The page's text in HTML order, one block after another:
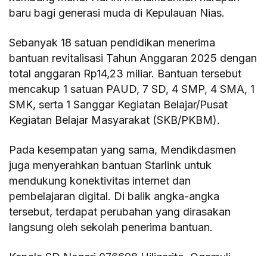
baru bagi generasi muda di Kepulauan Nias.
Sebanyak 18 satuan pendidikan menerima
bantuan revitalisasi Tahun Anggaran 2025 dengan
total anggaran Rp14,23 miliar. Bantuan tersebut
mencakup 1 satuan PAUD, 7 SD, 4 SMP, 4 SMA, 1
SMK, serta 1 Sanggar Kegiatan Belajar/Pusat
Kegiatan Belajar Masyarakat (SKB/PKBM).
Pada kesempatan yang sama, Mendikdasmen
juga menyerahkan bantuan Starlink untuk
mendukung konektivitas internet dan
pembelajaran digital. Di balik angka-angka
tersebut, terdapat perubahan yang dirasakan
langsung oleh sekolah penerima bantuan.